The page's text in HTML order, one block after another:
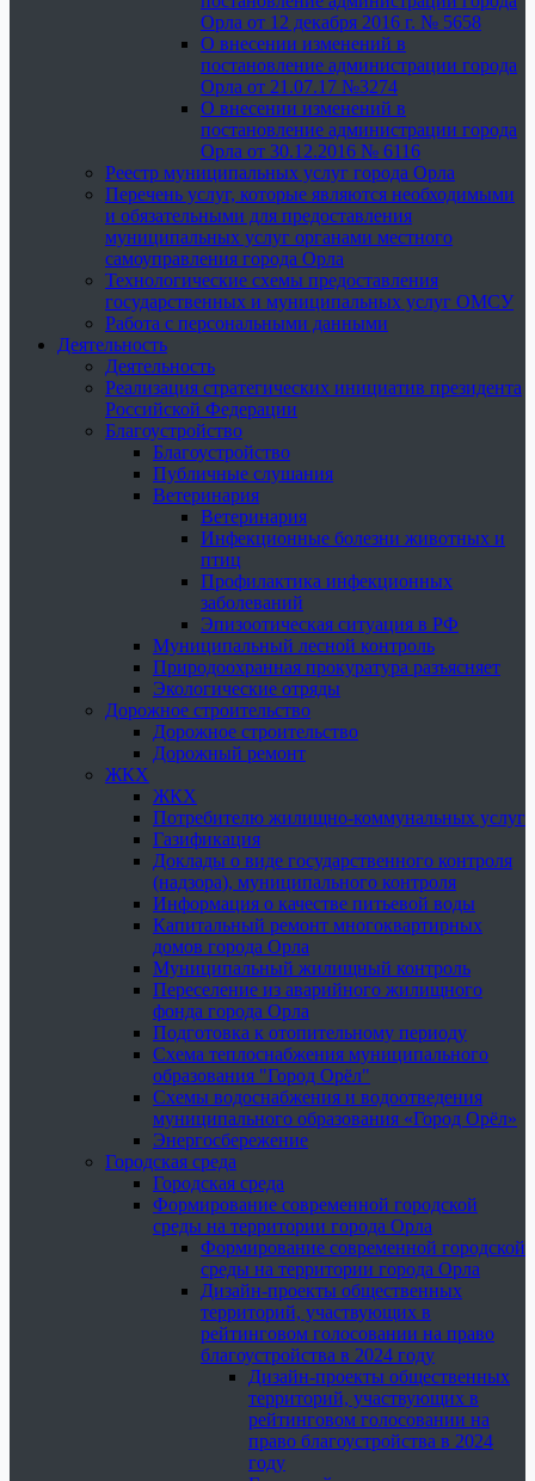
Орла от 12 декабря 2016 г. № 5658
О внесении изменений в
постановление администрации города
Орла от 21.07.17 №3274
О внесении изменений в
постановление администрации города
Орла от 30.12.2016 № 6116
Реестр муниципальных услуг города Орла
Перечень услуг, которые являются необходимыми
и обязательными для предоставления
муниципальных услуг органами местного
самоуправления города Орла
Технологические схемы предоставления
государственных и муниципальных услуг ОМСУ
Работа с персональными данными
Деятельность
Деятельность
Реализация стратегических инициатив президента
Российской Федерации
Благоустройство
Благоустройство
Публичные слушания
Ветеринария
Ветеринария
Инфекционные болезни животных и
птиц
Профилактика инфекционных
заболеваний
Эпизоотическая ситуация в РФ
Муниципальный лесной контроль
Природоохранная прокуратура разъясняет
Экологические отряды
Дорожное строительство
Дорожное строительство
Дорожный ремонт
ЖКХ
ЖКХ
Потребителю жилищно-коммунальных услуг
Газификация
Доклады о виде государственного контроля
(надзора), муниципального контроля
Информация о качестве питьевой воды
Капитальный ремонт многоквартирных
домов города Орла
Муниципальный жилищный контроль
Переселение из аварийного жилищного
фонда города Орла
Подготовка к отопительному периоду
Схема теплоснабжения муниципального
образования "Город Орёл"
Схемы водоснабжения и водоотведения
муниципального образования «Город Орёл»
Энергосбережение
Городская среда
Городская среда
Формирование современной городской
среды на территории города Орла
Формирование современной городской
среды на территории города Орла
Дизайн-проекты общественных
территорий, участвующих в
рейтинговом голосовании на право
благоустройства в 2024 году
Дизайн-проекты общественных
территорий, участвующих в
рейтинговом голосовании на
право благоустройства в 2024
году